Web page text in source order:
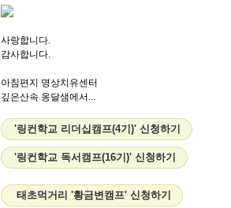
사랑합니다.
감사합니다.
아침편지 명상치유센터
깊은산속 옹달샘에서...
'링컨학교 리더십캠프(4기)' 신청하기
'링컨학교 독서캠프(16기)' 신청하기
태초먹거리 '황금변캠프' 신청하기